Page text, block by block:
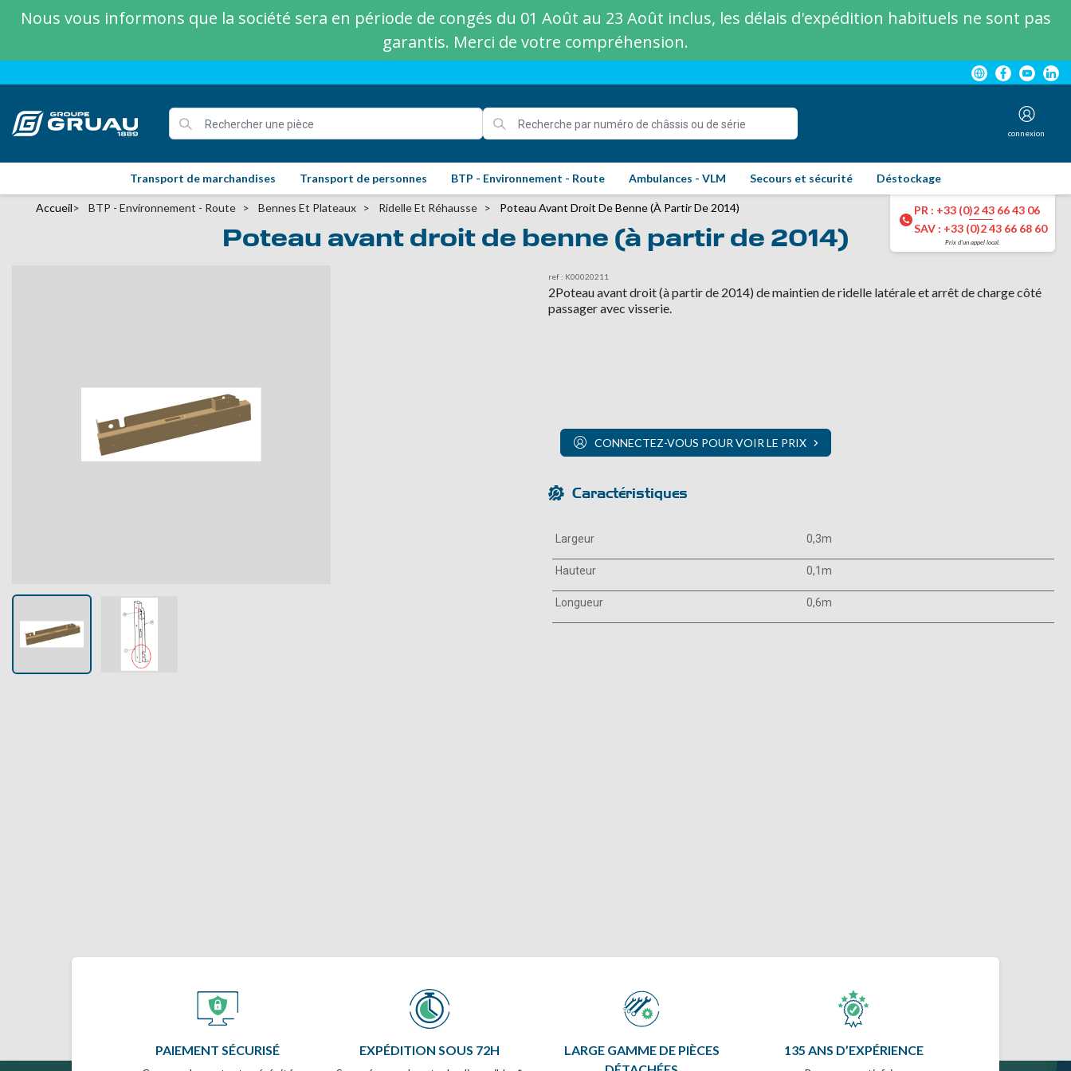
Nous vous informons que la société sera en période de congés du 01 Août au 23 Août inclus, les délais d'expédition habituels ne sont pas
garantis. Merci de votre compréhension.
connexion
PR : +33 (0)2 43 66 43 06
SAV : +33 (0)2 43 66 68 60
Prix d'un appel local.
Transport de marchandises Transport de personnes BTP - Environnement - Route Ambulances - VLM Secours et sécurité Déstockage
Accueil BTP - Environnement - Route Bennes Et Plateaux Ridelle Et Réhausse Poteau Avant Droit De Benne (à Partir De 2014)
Poteau avant droit de benne (à partir de 2014)
ref : K00020211
2Poteau avant droit (à partir de 2014) de maintien de ridelle latérale et arrêt de charge côté
passager avec visserie.
CONNECTEZ-VOUS POUR VOIR LE PRIX
Caractéristiques
Largeur 0,3m
Hauteur 0,1m
Longueur 0,6m
PAIEMENT SÉCURISÉ EXPÉDITION SOUS 72H
LARGE GAMME DE PIÈCES
135 ANS D’EXPÉRIENCE